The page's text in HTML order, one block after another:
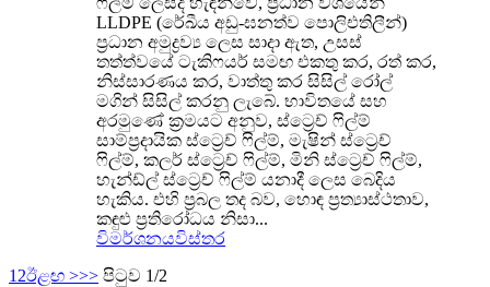
LLDPE (රේඛීය අඩු-ඝනත්ව පොලිඑතිලීන්)
ප්‍රධාන අමුද්‍රව්‍ය ලෙස සාදා ඇත, උසස්
තත්ත්වයේ ටැකිෆයර් සමඟ එකතු කර, රත් කර,
නිස්සාරණය කර, වාත්තු කර සිසිල් රෝල්
මගින් සිසිල් කරනු ලැබේ. භාවිතයේ සහ
අරමුණේ ක්‍රමයට අනුව, ස්ට්‍රෙච් ෆිල්ම්
සාම්ප්‍රදායික ස්ට්‍රෙච් ෆිල්ම්, මැෂින් ස්ට්‍රෙච්
ෆිල්ම්, කලර් ස්ට්‍රෙච් ෆිල්ම්, මිනි ස්ට්‍රෙච් ෆිල්ම්,
හැන්ඩ්ල් ස්ට්‍රෙච් ෆිල්ම් යනාදී ලෙස බෙදිය
හැකිය. එහි ප්‍රබල තද බව, හොඳ ප්‍රත්‍යාස්ථතාව,
කඳුළු ප්‍රතිරෝධය නිසා...
විමර්ශනයවිස්තර
1 2ඊළඟ >>> පිටුව 1/2